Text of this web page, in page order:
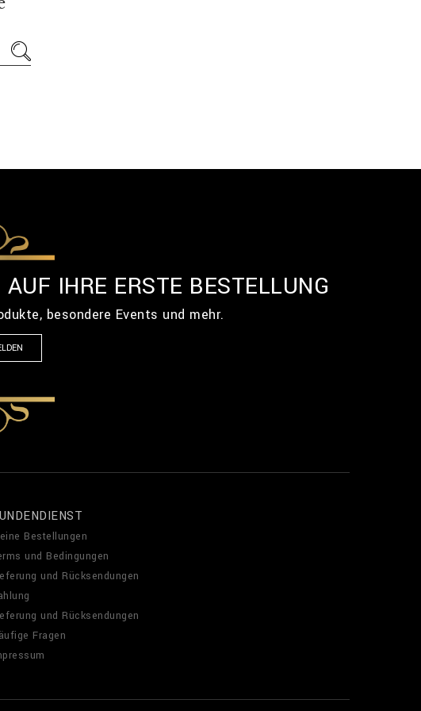
IHRE ERSTE BESTELLUNG
besondere Events und mehr.
Bestellungen
und Bedingungen
und Rücksendungen
und Rücksendungen
Fragen